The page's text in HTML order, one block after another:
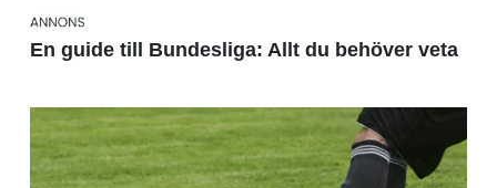
En guide till Bundesliga: Allt du behöver veta